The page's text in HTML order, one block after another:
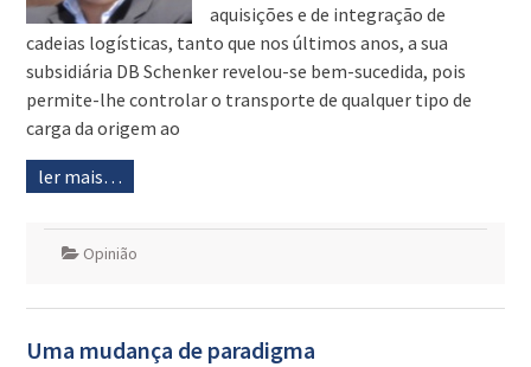
aquisições e de integração de
cadeias logísticas, tanto que nos últimos anos, a sua
subsidiária DB Schenker revelou-se bem-sucedida, pois
permite-lhe controlar o transporte de qualquer tipo de
carga da origem ao
ler mais…
Opinião
Uma mudança de paradigma